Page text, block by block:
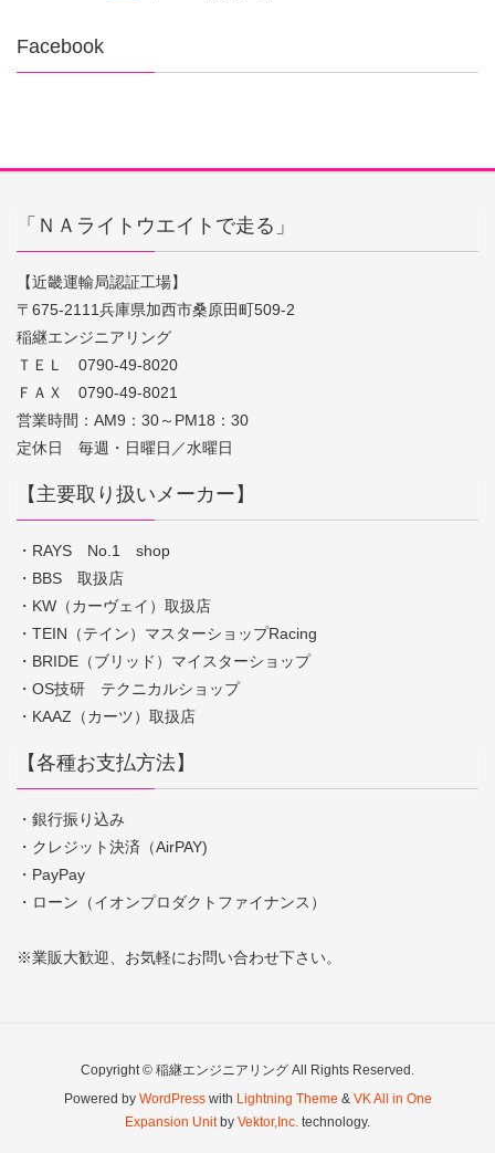
Facebook
「ＮＡライトウエイトで走る」
【近畿運輸局認証工場】
〒675-2111兵庫県加西市桑原田町509-2
稲継エンジニアリング
ＴＥＬ 0790-49-8020
ＦＡＸ 0790-49-8021
営業時間：AM9：30～PM18：30
定休日 毎週・日曜日／水曜日
【主要取り扱いメーカー】
・RAYS No.1 shop
・BBS 取扱店
・KW（カーヴェイ）取扱店
・TEIN（テイン）マスターショップRacing
・BRIDE（ブリッド）マイスターショップ
・OS技研 テクニカルショップ
・KAAZ（カーツ）取扱店
【各種お支払方法】
・銀行振り込み
・クレジット決済（AirPAY)
・PayPay
・ローン（イオンプロダクトファイナンス）
※業販大歓迎、お気軽にお問い合わせ下さい。
Copyright © 稲継エンジニアリング All Rights Reserved.
Powered by WordPresswith Lightning Theme & VK All in One
Expansion Unitby Vektor,Inc. technology.